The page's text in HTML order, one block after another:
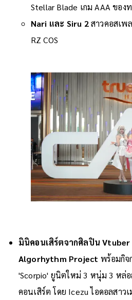
Stellar Blade เกม AAA ของท
Nari และ Siru 2สาวคอสเพล
RZ COS
มินิคอนเสิร์ตจากศิลปิน Vtuber
Algorhythm Project พร้อมกิจ
'Scorpio' ยูนิตใหม่ 3 หนุ่ม 3 หล่
คอนเสิร์ต โดย Icezu ไอดอลสาวเ